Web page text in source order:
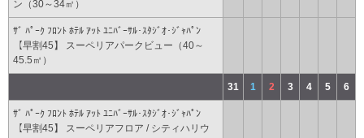
ン（30～34㎡）
ｻﾞ ﾊﾟｰｸ ﾌﾛﾝﾄ ﾎﾃﾙ ｱｯﾄ ﾕﾆﾊﾞｰｻﾙ･ｽﾀｼﾞｵ･ｼﾞｬﾊﾟﾝ
【早割45】 スーペリアパークビュー（40～
45.5㎡）
31 1 2 3 4 5 6
ｻﾞ ﾊﾟｰｸ ﾌﾛﾝﾄ ﾎﾃﾙ ｱｯﾄ ﾕﾆﾊﾞｰｻﾙ･ｽﾀｼﾞｵ･ｼﾞｬﾊﾟﾝ
【早割45】 スーペリアフロア / シティハリウ